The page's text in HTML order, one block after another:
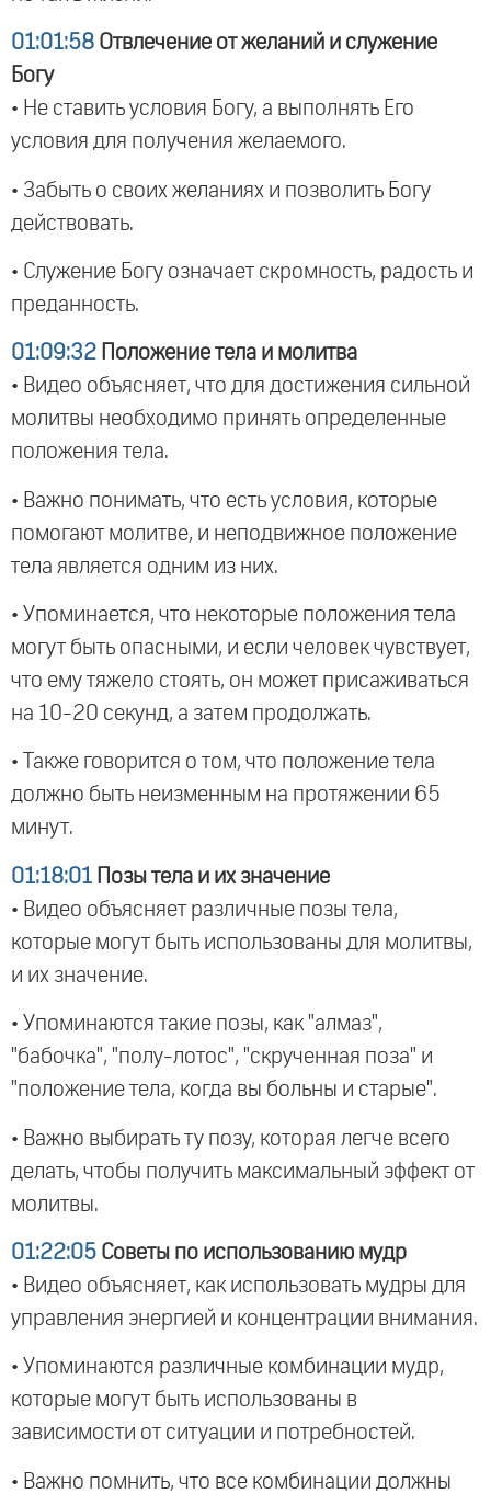
01:01:58 Отвлечение от желаний и служение
Богу
• Не ставить условия Богу, а выполнять Его
условия для получения желаемого.
• Забыть о своих желаниях и позволить Богу
действовать.
• Служение Богу означает скромность, радость и
преданность.
01:09:32 Положение тела и молитва
• Видео объясняет, что для достижения сильной
молитвы необходимо принять определенные
положения тела.
• Важно понимать, что есть условия, которые
помогают молитве, и неподвижное положение
тела является одним из них.
• Упоминается, что некоторые положения тела
могут быть опасными, и если человек чувствует,
что ему тяжело стоять, он может присаживаться
на 10-20 секунд, а затем продолжать.
• Также говорится о том, что положение тела
должно быть неизменным на протяжении 65
минут.
01:18:01 Позы тела и их значение
• Видео объясняет различные позы тела,
которые могут быть использованы для молитвы,
и их значение.
• Упоминаются такие позы, как "алмаз",
"бабочка", "полу-лотос", "скрученная поза" и
"положение тела, когда вы больны и старые".
• Важно выбирать ту позу, которая легче всего
делать, чтобы получить максимальный эффект от
молитвы.
01:22:05 Советы по использованию мудр
• Видео объясняет, как использовать мудры для
управления энергией и концентрации внимания.
• Упоминаются различные комбинации мудр,
которые могут быть использованы в
зависимости от ситуации и потребностей.
• Важно помнить, что все комбинации должны